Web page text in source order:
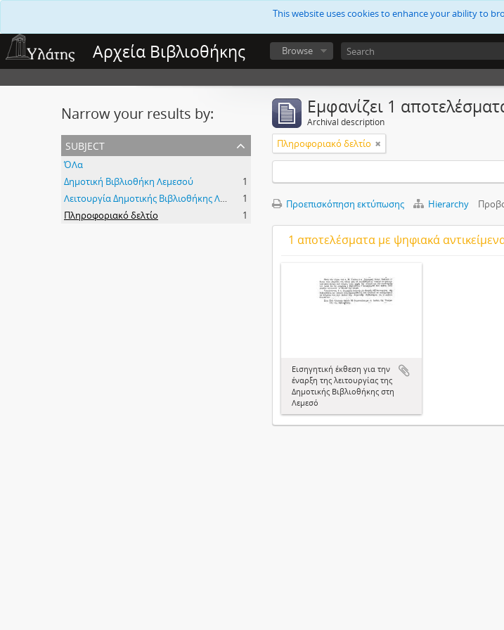
This website uses cookies to enhance your ability to
Αρχεία Βιβλιοθήκης Browse
Narrow your results by:
subject
ΌΛα
Δημοτική Βιβλιοθήκη Λεμεσού
1
Λειτουργία Δημοτικής Βιβλιοθήκης Λεμεσού
1
Πληροφοριακό δελτίο
1
Εμφανίζει 1
Archival description
Πληροφοριακό δελτίο
Προεπισκόπηση εκτύπωσης Hierarchy
1 αποτελέσματα με ψηφιακά
Εισηγητική έκθεση για την
έναρξη της λειτουργίας της
Δημοτικής Βιβλιοθήκης στη
Λεμεσό